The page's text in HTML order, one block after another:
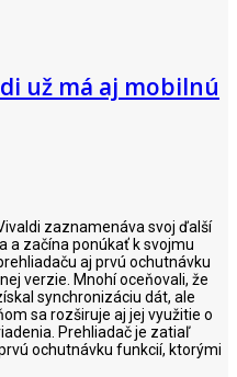
už má aj mobilnú
zaznamenáva svoj ďalší
a začína ponúkať k svojmu
aj prvú ochutnávku
verzie. Mnohí oceňovali, že
synchronizáciu dát, ale
sa rozširuje aj jej využitie o
Prehliadač je zatiaľ
ochutnávku funkcií, ktorými